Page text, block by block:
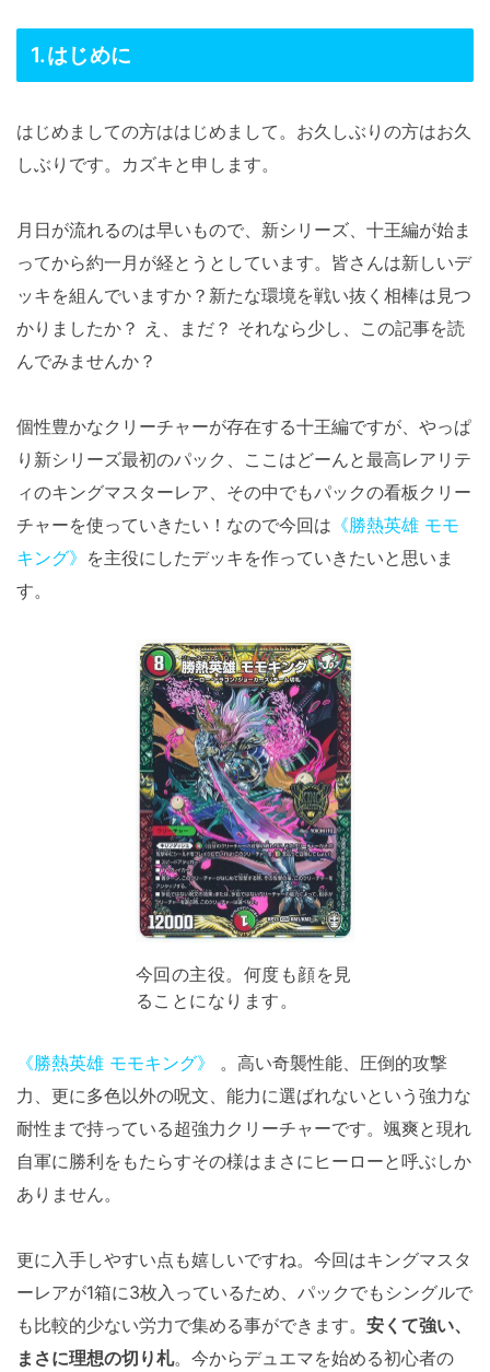
1.はじめに
はじめましての方ははじめまして。お久しぶりの方はお久
しぶりです。カズキと申します。
月日が流れるのは早いもので、新シリーズ、十王編が始ま
ってから約一月が経とうとしています。皆さんは新しいデ
ッキを組んでいますか？新たな環境を戦い抜く相棒は見つ
かりましたか？ え、まだ？ それなら少し、この記事を読
んでみませんか？
個性豊かなクリーチャーが存在する十王編ですが、やっぱ
り新シリーズ最初のパック、ここはどーんと最高レアリテ
ィのキングマスターレア、その中でもパックの看板クリー
チャーを使っていきたい！なので今回は 《勝熱英雄 モモ
キング》 を主役にしたデッキを作っていきたいと思いま
す。
今回の主役。何度も顔を見
ることになります。
《勝熱英雄 モモキング》
。高い奇襲性能、圧倒的攻撃
力、更に多色以外の呪文、能力に選ばれないという強力な
耐性まで持っている超強力クリーチャーです。颯爽と現れ
自軍に勝利をもたらすその様はまさにヒーローと呼ぶしか
ありません。
更に入手しやすい点も嬉しいですね。今回はキングマスタ
ーレアが1箱に3枚入っているため、パックでもシングルで
も比較的少ない労力で集める事ができます。 安くて強い、
まさに理想の切り札。今からデュエマを始める初心者の